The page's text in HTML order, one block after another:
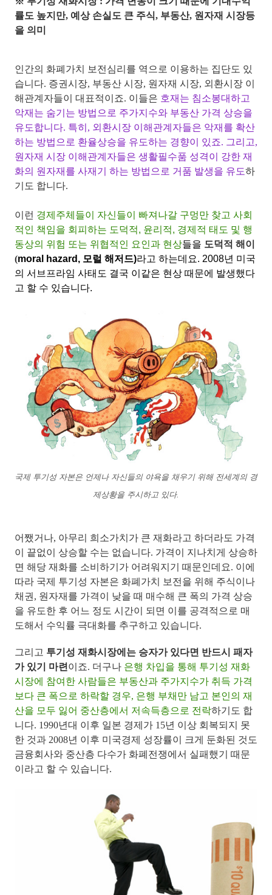
률도 높지만, 예상 손실도 큰 주식, 부동산, 원자재 시장등
을 의미
인간의 화폐가치 보전심리를 역으로 이용하는 집단도 있
습니다. 증권시장, 부동산 시장, 원자재 시장, 외환시장 이
해관계자들이 대표적이죠. 이들은 호재는 침소봉대하고
악재는 숨기는 방법으로 주가지수와 부동산 가격 상승을
유도합니다. 특히, 외환시장 이해관계자들은 악재를 확산
하는 방법으로 환율상승을 유도하는 경향이 있죠. 그리고,
원자재 시장 이해관계자들은 생활필수품 성격이 강한 재
화의 원자재를 사재기 하는 방법으로 거품 발생을 유도하
기도 합니다.
이런 경제주체들이 자신들이 빠져나갈 구멍만 찾고 사회
적인 책임을 회피하는 도덕적, 윤리적, 경제적 태도 및 행
동상의 위험 또는 위협적인 요인과 현상들을 도덕적 해이
(moral hazard , 모럴 해저드)라고 하는데요. 2008년 미국
의 서브프라임 사태도 결국 이같은 현상 때문에 발생했다
고 할 수 있습니다.
국제 투기성 자본은 언제나 자신들의 야욕을 채우기 위해 전세계의 경
제상황을 주시하고 있다.
어쨌거나, 아무리 희소가치가 큰 재화라고 하더라도 가격
이 끝없이 상승할 수는 없습니다. 가격이 지나치게 상승하
면 해당 재화를 소비하기가 어려워지기 때문인데요. 이에
따라 국제 투기성 자본은 화폐가치 보전을 위해 주식이나
채권, 원자재를 가격이 낮을 때 매수해 큰 폭의 가격 상승
을 유도한 후 어느 정도 시간이 되면 이를 공격적으로 매
도해서 수익률 극대화를 추구하고 있습니다.
그리고 투기성 재화시장에는 승자가 있다면 반드시 패자
가 있기 마련 이죠. 더구나 은행 차입을 통해 투기성 재화
시장에 참여한 사람들은 부동산과 주가지수가 취득 가격
보다 큰 폭으로 하락할 경우, 은행 부채만 남고 본인의 재
산을 모두 잃어 중산층에서 저속득층으로 전락하기도 합
니다. 1990년대 이후 일본 경제가 15년 이상 회복되지 못
한 것과 2008년 이후 미국경제 성장률이 크게 둔화된 것도
금융회사와 중산층 다수가 화폐전쟁에서 실패했기 때문
이라고 할 수 있습니다.